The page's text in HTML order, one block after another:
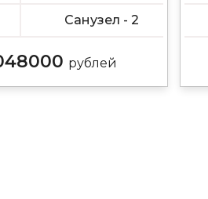
Санузел - 2
рублей